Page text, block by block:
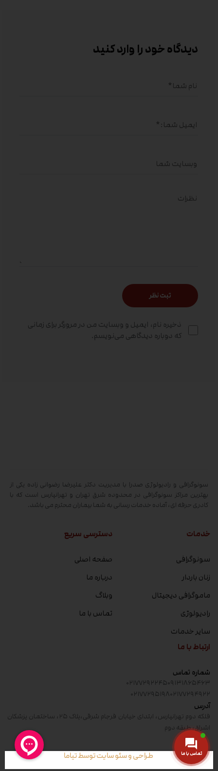
دیدگاه خود را وارد کنید
ذخیره نام، ایمیل و وبسایت من در مرورگر برای زمانی
که دوباره دیدگاهی می‌نویسم.
سونوگرافی و رادیولوژی صدرا با مدیریت دکتر علیرضا رضوانی زاده یکی از
بهترین مراکز سونوگرافی در محدوده شرق تهران و تهرانپارس است که با
کادری حرفه ای، آماده خدمات رسانی به شما بیماران محترم می باشد.
خدمات
سونوگرافی
زنان باردار
ماموگرافی دیجیتال
رادیولوژی
سایر خدمات
دسترسی سریع
صفحه اصلی
درباره ما
وبلاگ
تماس با ما
ارتباط با ما
شماره تماس
۰۹۱۳۱۸۶۵۴۶۳۰۲۱۷۷۲۹۲۲۴۵
۰۲۱۷۷۲۹۴۹۲۲۰۲۱۷۷۲۹۵۱۹۸
آدرس
فلکه دوم تهرانپارس، ابتدای خیابان فرجام شرقی،پلاک ۲۵، ساختمان پزشکان
اشراق، طبقه دوم
طراحی و سئو سایت توسط تیاما تماس با ما